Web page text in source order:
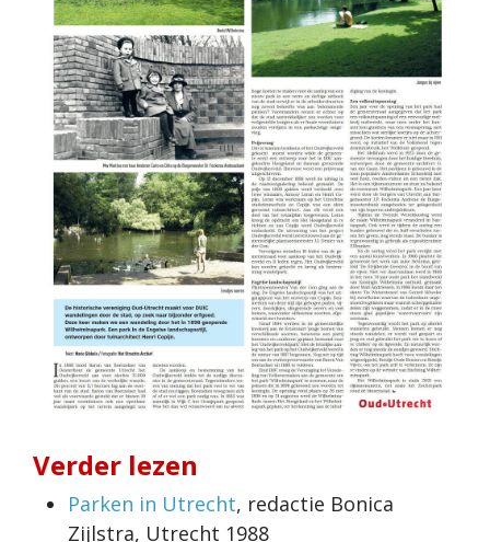
Verder lezen
Parken in Utrecht, redactie Bonica
Zijlstra, Utrecht 1988